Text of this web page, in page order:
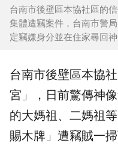
台南市後壁區本協社區的
集體遭竊案件，台南市警
定竊嫌身分並在住家尋回
台南市後壁區本協
宮」，日前驚傳神
的大媽祖 、二媽祖
賜木牌」遭竊賊一